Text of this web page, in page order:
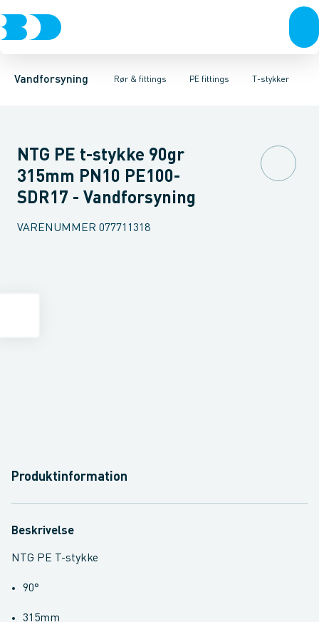
Vandforsyning Rør & fittings
Rør & fittingsKoblinger & anboringerMuffer, klemmer &
PE fittings
PE rørPE EL fittingsPE fittings Duktiljern fittingsT-stykker
Vinkler 90gr.Vinkler 60gr.Vinkler 45gr.Vinkler 30gr.Vinkler
NTG PE t-stykke 90gr
315mm PN10 PE100-
SDR17 - Vandforsyning
VARENUMMER 077711318
Produktinformation
Beskrivelse
NTG PE T-stykke
90°
315mm